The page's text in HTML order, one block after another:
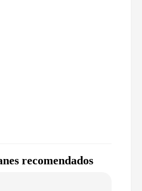
recomendados